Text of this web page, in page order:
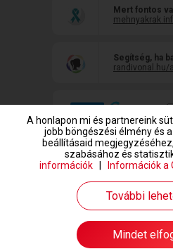
Mert fontos
Segítség, ha
randivonal.hu/
www.randivonal.hu © Copyright 1999-
A honlapon mi és partnereink
jobb böngészési élmény és
beállításaid
szabásához és
információk
Információk a
További
Mindet